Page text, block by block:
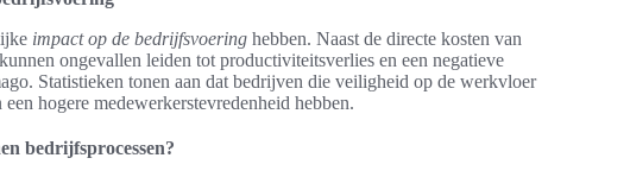
impact op de bedrijfsvoering hebben. Naast de directe kosten van
ongevallen leiden tot productiviteitsverlies en een negatieve
Statistieken tonen aan dat bedrijven die veiligheid op de werkvloer
een hogere medewerkerstevredenheid hebben.
bedrijfsprocessen?